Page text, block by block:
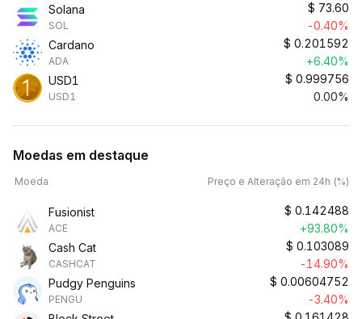
Solana
SOL
$ 73.60
-0.40%
Cardano
ADA
$ 0.201592
+6.40%
USD1
USD1
$ 0.999756
0.00%
Moedas em destaque
Moeda Preço e Alteração em 24h (%)
Fusionist
ACE
$ 0.142488
+93.80%
Cash Cat
CASHCAT
$ 0.103089
-14.90%
Pudgy Penguins
PENGU
$ 0.00604752
-3.40%